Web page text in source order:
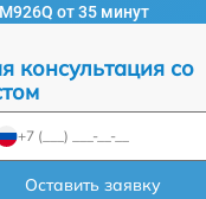
от 35 минут
консультация со
Оставить заявку